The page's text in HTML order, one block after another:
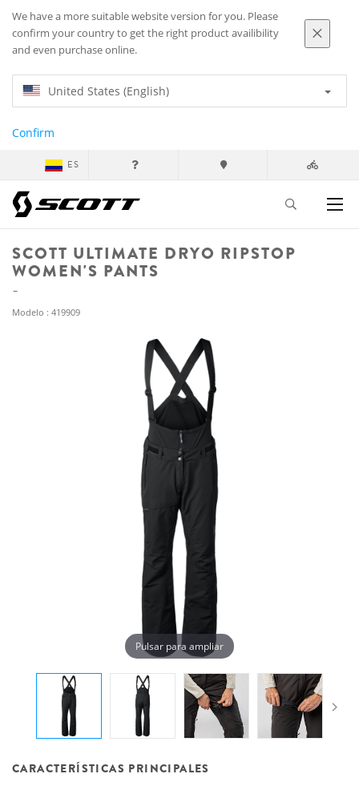
We have a more suitable website version for you. Please
confirm your country to get the right product availibility
and even purchase online.
United States (English)
Confirm
ES
SCOTT ULTIMATE DRYO RIPSTOP
WOMEN'S PANTS
Modelo : 419909
Pulsar para ampliar
CARACTERÍSTICAS PRINCIPALES